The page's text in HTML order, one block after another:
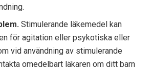
Stimulerande läkemedel kan
för agitation eller psykotiska eller
vid användning av stimulerande
omedelbart läkaren om ditt barn